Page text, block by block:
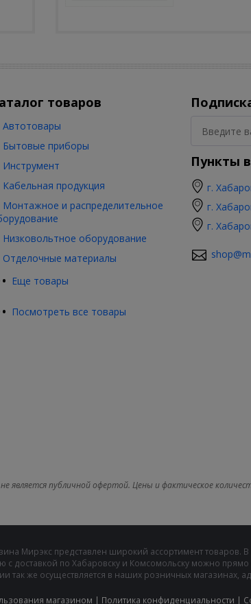
товаров
• Еще товары
Автотовары
Бытовые приборы
Инструмент
Кабельная продукция
Монтажное и распределительное
Низковольтное оборудование
Отделочные материалы
• Посмотреть все товары
Пункты
г.
г.
г.
является публичной офертой. Цены и фактическое
Мирэкс представлен широкий ассортимент
с доставкой по Хабаровску и Комсомольску можно
так же осуществляется в наших розничных магазинах,
магазином | Политика конфиденциальности |